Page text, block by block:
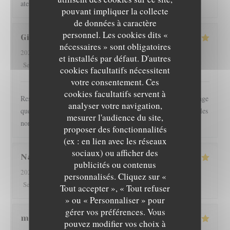
pouvant impliquer la collecte
de données à caractère
personnel. Les cookies dits «
nécessaires » sont obligatoires
et installés par défaut. D'autres
cookies facultatifs nécessitent
votre consentement. Ces
cookies facultatifs servent à
analyser votre navigation,
mesurer l'audience du site,
proposer des fonctionnalités
(ex : en lien avec les réseaux
sociaux) ou afficher des
publicités ou contenus
personnalisés. Cliquez sur «
Tout accepter », « Tout refuser
» ou « Personnaliser » pour
gérer vos préférences. Vous
pouvez modifier vos choix à
atento y la comida excelente. ☺️
Gilles
2026-08-01
- 19:30 - Couverts 2
Service
Ambiance: 3 /5 Cuisine:5/5 Qualité / Prix
Restaurant l épicurien est pour nous une valeur sûre... Dommage
que les clients soient autorisés à fumer en terrasse, perturbant les
non fumeurs Pas de mauvaise surprise
Nathan
2026-08-01
- 19:30 - Couverts 2
Service
Ambiance /5 Cuisine:5 /5 Qualité / Prix
martine
L'EPICURIEN